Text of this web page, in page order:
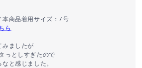
商品着用サイズ：7号
ら
みましたが
っとしすぎたので
と感じました。